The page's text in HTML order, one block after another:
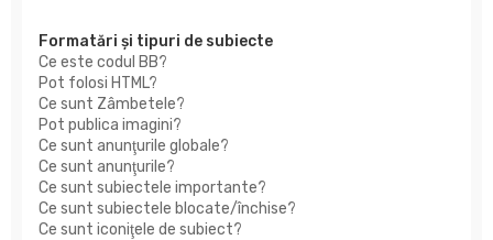
Formatări şi tipuri de subiecte
Ce este codul BB?
Pot folosi HTML?
Ce sunt Zâmbetele?
Pot publica imagini?
Ce sunt anunţurile globale?
Ce sunt anunţurile?
Ce sunt subiectele importante?
Ce sunt subiectele blocate/închise?
Ce sunt iconiţele de subiect?